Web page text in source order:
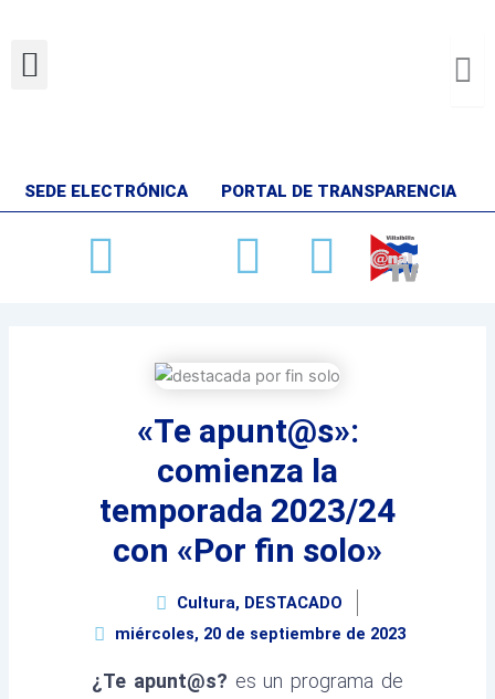
Menu
SEDE ELECTRÓNICA PORTAL DE TRANSPARENCIA
FacebookYoutube
«Te apunt@s»:
comienza la
temporada 2023/24
con «Por fin solo»
Cultura, DESTACADO
miércoles, 20 de septiembre de 2023
¿Te apunt@s? es un programa de